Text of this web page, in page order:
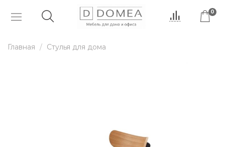
0
Главная Стулья для дома